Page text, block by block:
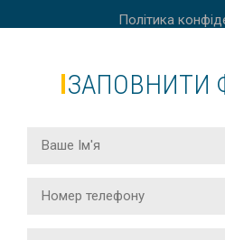
АНГЛІЙСЬКА ДЛЯ
В АНГЛІЇ,
Політика
ЗАПОВНИТИ